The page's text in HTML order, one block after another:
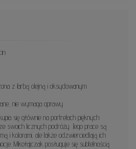
z farbą olejną i oksydowanym
nie wymaga oprawy
się głównie na portretach pięknych
swoich licznych podróży. Jego prace są
i kolorami, ale także odzwierciedlają ich
Mikołajczak posługuje się subtelnością